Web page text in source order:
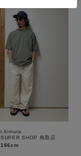
予約商品
WEB限定
在庫なし含む
t.kimura
SUPER SHOP 鳥取店
166cm